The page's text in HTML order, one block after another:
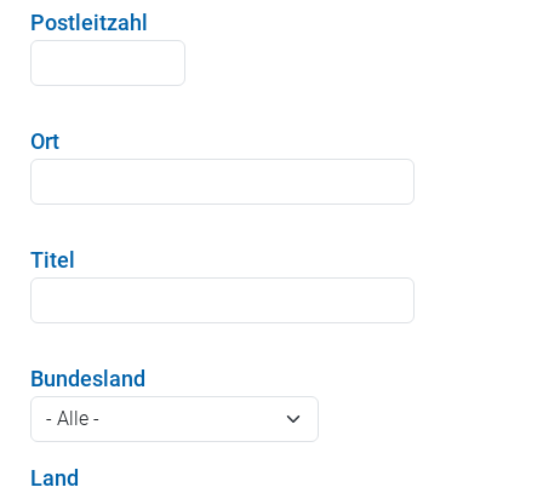
Postleitzahl
Ort
Titel
Bundesland
Land